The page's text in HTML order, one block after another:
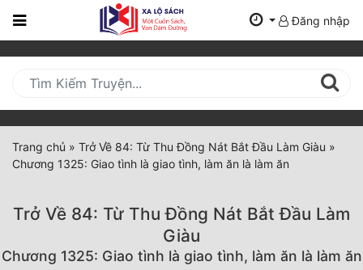
Trang
Mới
Cập
Nhật
(current)
Thể Loại
Tất Cả
Đăng nhập
Trang chủ » Trở Về 84: Từ Thu Đồng Nát Bắt Đầu Làm Giàu »
Chương 1325: Giao tình là giao tình, làm ăn là làm ăn
Trở Về 84: Từ Thu Đồng Nát Bắt Đầu Làm
Giàu
Chương 1325: Giao tình là giao tình, làm ăn là làm ăn